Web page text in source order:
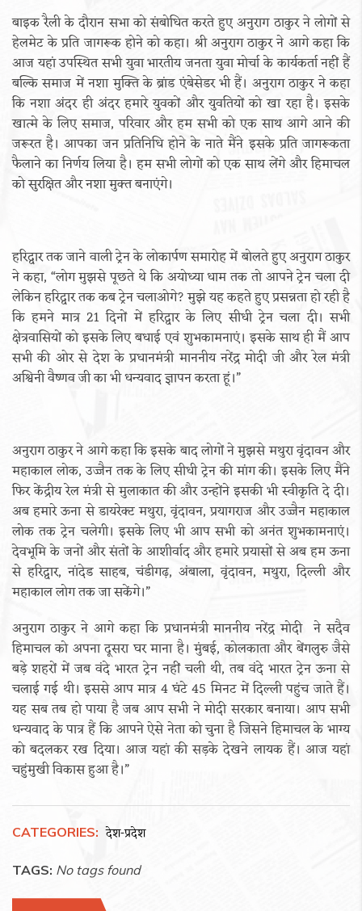
बाइक रैली के दौरान सभा को संबोधित करते हुए अनुराग ठाकुर ने लोगों से
हेलमेट के प्रति जागरूक होने को कहा। श्री अनुराग ठाकुर ने आगे कहा कि
आज यहां उपस्थित सभी युवा भारतीय जनता युवा मोर्चा के कार्यकर्ता नहीं हैं
बल्कि समाज में नशा मुक्ति के ब्रांड एंबेसेडर भी हैं। अनुराग ठाकुर ने कहा
कि नशा अंदर ही अंदर हमारे युवकों और युवतियों को खा रहा है। इसके
खात्मे के लिए समाज, परिवार और हम सभी को एक साथ आगे आने की
जरूरत है। आपका जन प्रतिनिधि होने के नाते मैंने इसके प्रति जागरूकता
फैलाने का निर्णय लिया है। हम सभी लोगों को एक साथ लेंगे और हिमाचल
को सुरक्षित और नशा मुक्त बनाएंगे।
हरिद्वार तक जाने वाली ट्रेन के लोकार्पण समारोह में बोलते हुए अनुराग ठाकुर
ने कहा, “लोग मुझसे पूछते थे कि अयोध्या धाम तक तो आपने ट्रेन चला दी
लेकिन हरिद्वार तक कब ट्रेन चलाओगे? मुझे यह कहते हुए प्रसन्नता हो रही है
कि हमने मात्र 21 दिनों में हरिद्वार के लिए सीधी ट्रेन चला दी। सभी
क्षेत्रवासियों को इसके लिए बधाई एवं शुभकामनाएं। इसके साथ ही मैं आप
सभी की ओर से देश के प्रधानमंत्री माननीय नरेंद्र मोदी जी और रेल मंत्री
अश्विनी वैष्णव जी का भी धन्यवाद ज्ञापन करता हूं।”
अनुराग ठाकुर ने आगे कहा कि इसके बाद लोगों ने मुझसे मथुरा वृंदावन और
महाकाल लोक, उज्जैन तक के लिए सीधी ट्रेन की मांग की। इसके लिए मैंने
फिर केंद्रीय रेल मंत्री से मुलाकात की और उन्होंने इसकी भी स्वीकृति दे दी।
अब हमारे ऊना से डायरेक्ट मथुरा, वृंदावन, प्रयागराज और उज्जैन महाकाल
लोक तक ट्रेन चलेगी। इसके लिए भी आप सभी को अनंत शुभकामनाएं।
देवभूमि के जनों और संतों के आशीर्वाद और हमारे प्रयासों से अब हम ऊना
से हरिद्वार, नांदेड साहब, चंडीगढ़, अंबाला, वृंदावन, मथुरा, दिल्ली और
महाकाल लोग तक जा सकेंगे।”
अनुराग ठाकुर ने आगे कहा कि प्रधानमंत्री माननीय नरेंद्र मोदी ने सदैव
हिमाचल को अपना दूसरा घर माना है। मुंबई, कोलकाता और बेंगलुरु जैसे
बड़े शहरों में जब वंदे भारत ट्रेन नहीं चली थी, तब वंदे भारत ट्रेन ऊना से
चलाई गई थी। इससे आप मात्र 4 घंटे 45 मिनट में दिल्ली पहुंच जाते हैं।
यह सब तब हो पाया है जब आप सभी ने मोदी सरकार बनाया। आप सभी
धन्यवाद के पात्र हैं कि आपने ऐसे नेता को चुना है जिसने हिमाचल के भाग्य
को बदलकर रख दिया। आज यहां की सड़के देखने लायक हैं। आज यहां
चहुंमुखी विकास हुआ है।”
CATEGORIES: देश-प्रदेश
TAGS: No tags found